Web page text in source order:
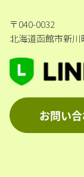
〒040-0032
北海道函館市新川
お問い